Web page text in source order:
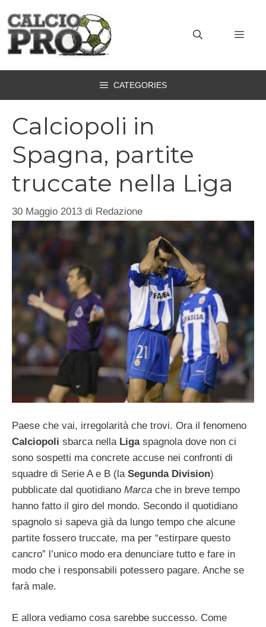
contenuto
CATEGORIES
Calciopoli in
Spagna, partite
truccate nella Liga
30 Maggio 2013 di Redazione
Paese che vai, irregolarità che trovi. Ora il fenomeno
Calciopoli sbarca nella Ligaspagnola dove non ci
sono sospetti ma concrete accuse nei confronti di
squadre di Serie A e B (la Segunda Division)
pubblicate dal quotidiano Marca che in breve tempo
hanno fatto il giro del mondo. Secondo il quotidiano
spagnolo si sapeva già da lungo tempo che alcune
partite fossero truccate, ma per “estirpare questo
cancro” l’unico modo era denunciare tutto e fare in
modo che i responsabili potessero pagare. Anche se
farà male.
E allora vediamo cosa sarebbe successo. Come